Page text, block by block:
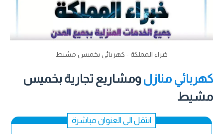
خبراء المملكة - كهربائي بخميس مشيط
كهربائي منازل ومشاريع تجارية بخميس
مشيط
انتقل الى العنوان مباشرة